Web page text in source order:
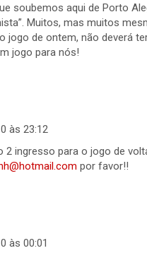
soubemos aqui de Porto
Muitos, mas muitos
jogo de ontem, não deverá
jogo para nós!
às 23:12
2 ingresso para o jogo de
por favor!!
às 00:01